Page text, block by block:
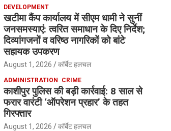
DEVELOPMENT
खटीमा कैंप कार्यालय में सीएम धामी ने सुनीं
जनसमस्याएं: त्वरित समाधान के दिए निर्देश;
दिव्यांगजनों व वरिष्ठ नागरिकों को बांटे
सहायक उपकरण
August 1, 2026 कॉर्बेट हलचल
ADMINISTRATION CRIME
काशीपुर पुलिस की बड़ी कार्रवाई: 8 साल से
फरार वारंटी ‘ऑपरेशन प्रहार’ के तहत
गिरफ्तार
August 1, 2026 कॉर्बेट हलचल